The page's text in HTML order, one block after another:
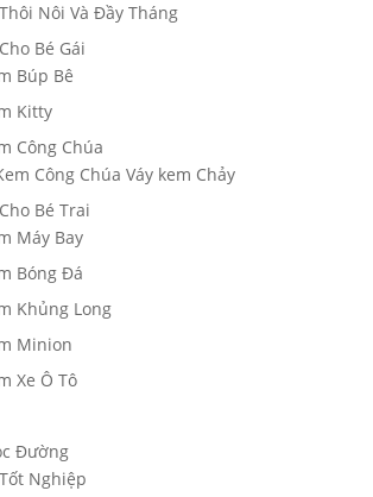
Nôi Và Đầy Tháng
Bé Gái
Búp Bê
Kitty
Công Chúa
Công Chúa Váy kem Chảy
Bé Trai
Máy Bay
Bóng Đá
Khủng Long
Minion
Xe Ô Tô
Đường
Nghiệp